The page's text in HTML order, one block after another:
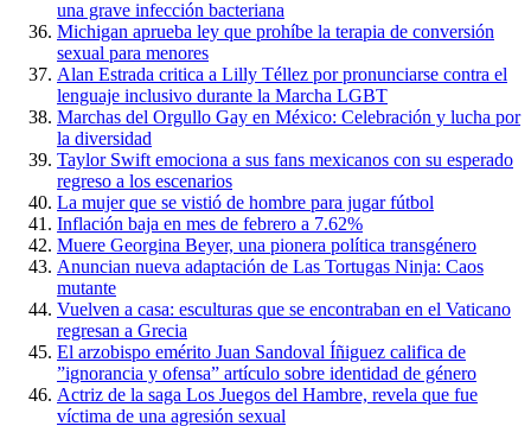
una grave infección bacteriana
Michigan aprueba ley que prohíbe la terapia de conversión
sexual para menores
Alan Estrada critica a Lilly Téllez por pronunciarse contra el
lenguaje inclusivo durante la Marcha LGBT
Marchas del Orgullo Gay en México: Celebración y lucha por
la diversidad
Taylor Swift emociona a sus fans mexicanos con su esperado
regreso a los escenarios
La mujer que se vistió de hombre para jugar fútbol
Inflación baja en mes de febrero a 7.62%
Muere Georgina Beyer, una pionera política transgénero
Anuncian nueva adaptación de Las Tortugas Ninja: Caos
mutante
Vuelven a casa: esculturas que se encontraban en el Vaticano
regresan a Grecia
El arzobispo emérito Juan Sandoval Íñiguez califica de
”ignorancia y ofensa” artículo sobre identidad de género
Actriz de la saga Los Juegos del Hambre, revela que fue
víctima de una agresión sexual